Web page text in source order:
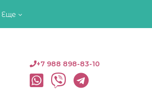
Еще
+7 988 898-83-10